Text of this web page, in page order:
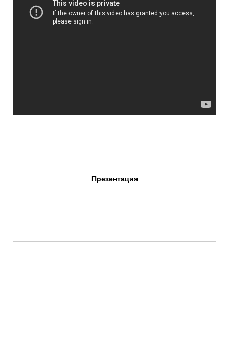
Презентация